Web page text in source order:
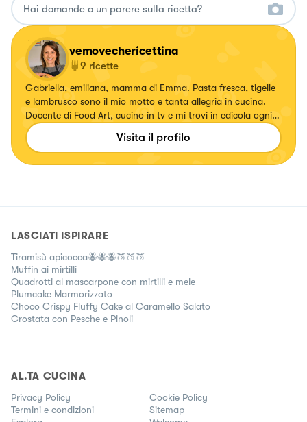
vemovechericettina
9 ricette
Gabriella, emiliana, mamma di Emma. Pasta fresca, tigelle
e lambrusco sono il mio motto e tanta allegria in cucina.
Docente di Food Art, cucino in tv e mi trovi in edicola ogni
mese.
Visita il profilo
LASCIATI ISPIRARE
Tiramisù apicocca🐝🐝🐝🍑🍑🍑
Muffin ai mirtilli
Quadrotti al mascarpone con mirtilli e mele
Plumcake Marmorizzato
Choco Crispy Fluffy Cake al Caramello Salato
Crostata con Pesche e Pinoli
AL.TA CUCINA
Privacy Policy
Cookie Policy
Termini e condizioni
Sitemap